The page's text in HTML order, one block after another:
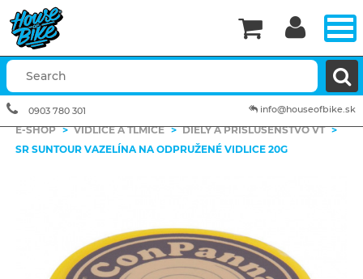
E-SHOP > VIDLICE A TLMIČE > DIELY A PRÍSLUŠENSTVO VT >
SR SUNTOUR VAZELÍNA NA ODPRUŽENÉ VIDLICE 20G


info@houseofbike.sk
0903 780 301